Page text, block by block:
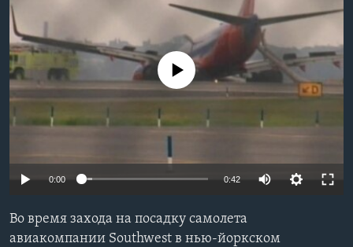
Learning English
СОЦИАЛЬНЫЕ СЕТИNo media source currently available
0:00 0:42
Во время захода на посадку самолета
авиакомпании Southwest в нью-йоркском